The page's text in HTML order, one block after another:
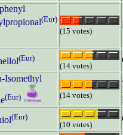
(Eur)
(15 votes)
(Eur)
(14 votes)
Isomethyl
(Eur) (14 votes)
(Eur)
(10 votes)